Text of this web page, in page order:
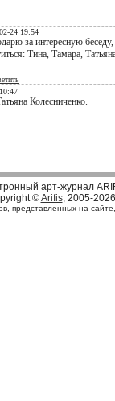
24 19:54
за интересную
Тина, Тамара,
Колесниченко.
арт-журнал
©Arifis, 2005-2026
представленных на